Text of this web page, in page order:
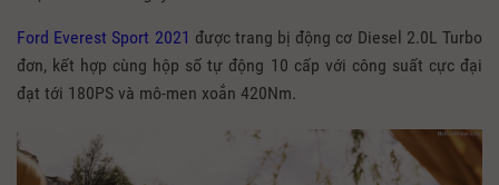
Ford Everest Sport 2021 được trang bị động cơ Diesel 2.0L Turbo
đơn, kết hợp cùng hộp số tự động 10 cấp với công suất cực đại
đạt tới 180PS và mô-men xoắn 420Nm.